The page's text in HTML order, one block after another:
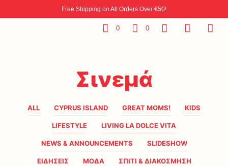
Free Shipping on All Orders Over €50!
0 0
Σινεμά
ALL CYPRUS ISLAND GREAT MOMS! KIDS
LIFESTYLE LIVING LA DOLCE VITA
NEWS & ANNOUNCEMENTS SLIDESHOW
ΕΙΔΗΣΕΙΣ ΜΟΔΑ ΣΠΙΤΙ & ΔΙΑΚΟΣΜΗΣΗ